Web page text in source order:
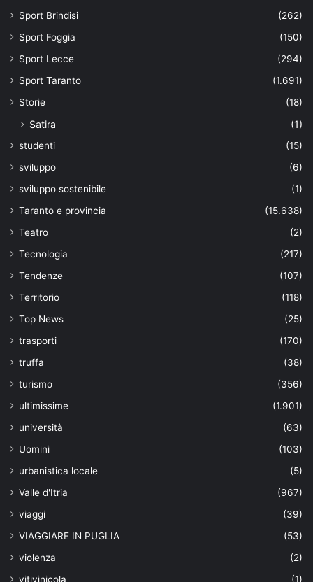
Sport Brindisi
(262)
Sport Foggia
(150)
Sport Lecce
(294)
Sport Taranto
(1.691)
Storie
(18)
Satira (1)
studenti
(15)
sviluppo
(6)
sviluppo sostenibile
(1)
Taranto e provincia
(15.638)
Teatro
(2)
Tecnologia
(217)
Tendenze
(107)
Territorio
(118)
Top News
(25)
trasporti
(170)
truffa
(38)
turismo
(356)
ultimissime
(1.901)
università
(63)
Uomini
(103)
urbanistica locale
(5)
Valle d'Itria
(967)
viaggi
(39)
VIAGGIARE IN PUGLIA
(53)
violenza
(2)
vitivinicola
(1)